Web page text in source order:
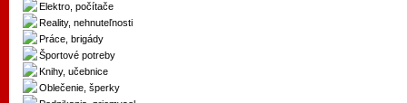
Elektro, počítače
Reality, nehnuteľnosti
Práce, brigády
Športové potreby
Knihy, učebnice
Oblečenie, šperky